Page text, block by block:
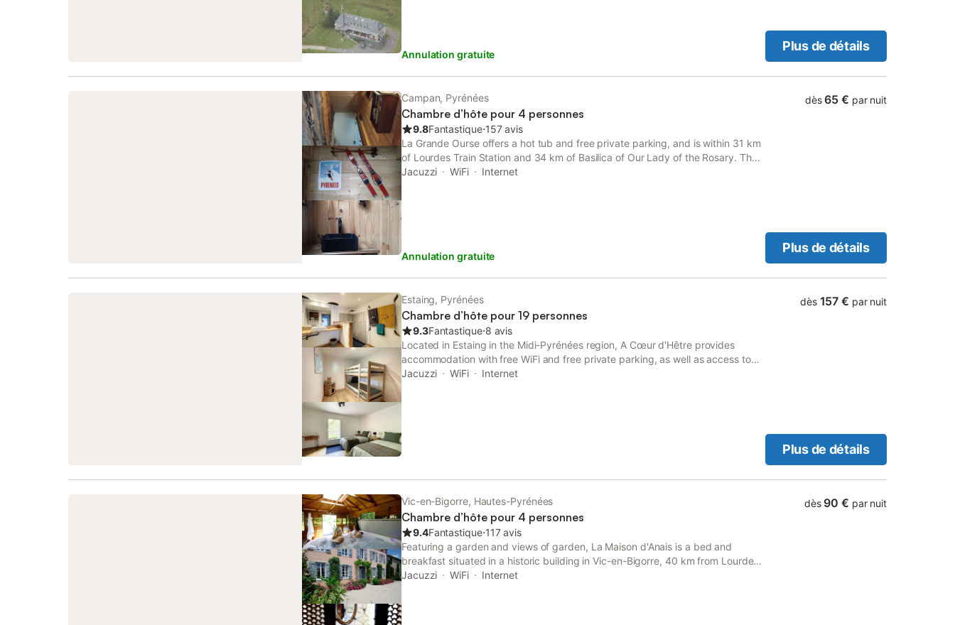
Annulation gratuite
Plus de détails
Campan, Pyrénées
Chambre d’hôte pour 4 personnes
9.8Fantastique⋅157 avis
La Grande Ourse offers a hot tub and free private parking, and is within 31 km
of Lourdes Train Station and 34 km of Basilica of Our Lady of the Rosary. The
property has mountain and garden views, and is 15 km from Pic du Midi Cable
Jacuzzi WiFi Internet
Annulation gratuite
dès 65 € par nuit
Plus de détails
Estaing, Pyrénées
Chambre d’hôte pour 19 personnes
9.3Fantastique⋅8 avis
Located in Estaing in the Midi-Pyrénées region, A Cœur d'Hêtre provides
accommodation with free WiFi and free private parking, as well as access to
spa facilities.
Jacuzzi WiFi Internet
dès 157 € par nuit
Plus de détails
Vic-en-Bigorre, Hautes-Pyrénées
Chambre d’hôte pour 4 personnes
9.4Fantastique⋅117 avis
Featuring a garden and views of garden, La Maison d'Anais is a bed and
breakfast situated in a historic building in Vic-en-Bigorre, 40 km from Lourdes
Train Station.
Jacuzzi WiFi Internet
dès 90 € par nuit